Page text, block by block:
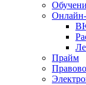
Прайм